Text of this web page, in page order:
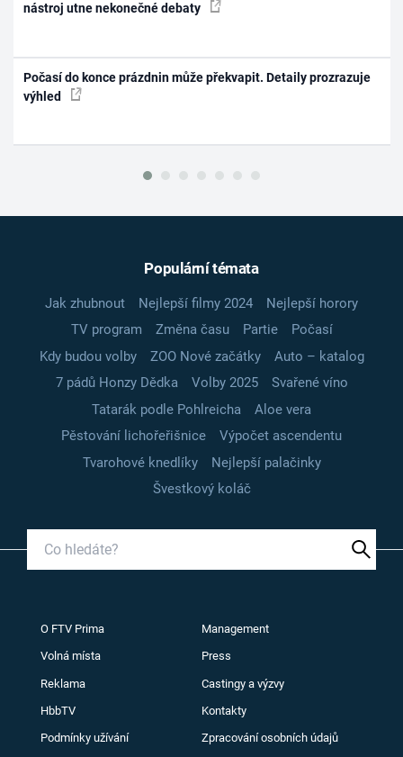
nástroj utne nekonečné debaty
Počasí do konce prázdnin může překvapit. Detaily prozrazuje
výhled
Populární témata
Jak zhubnout Nejlepší filmy 2024
Nejlepší horory
TV program
Změna času Partie
Počasí
Kdy budou volby
ZOO Nové začátky
Auto – katalog
7 pádů Honzy Dědka
Volby 2025
Svařené víno
Tatarák podle Pohlreicha
Aloe vera
Pěstování lichořeřišnice
Výpočet ascendentu
Tvarohové knedlíky
Nejlepší palačinky
Švestkový koláč
O FTV Prima Management
Volná místa Press
Reklama Castingy a výzvy
HbbTV Kontakty
Podmínky užívání Zpracování osobních údajů